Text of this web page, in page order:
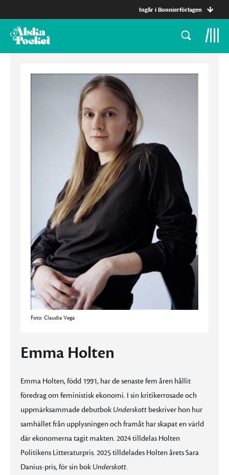
Ingår i Bonnierförlagen
Foto: Claudia Vega
Emma Holten
Emma Holten, född 1991, har de senaste fem åren hållit
föredrag om feministisk ekonomi. I sin kritikerrosade och
uppmärksammade debutbok Underskott beskriver hon hur
samhället från upplysningen och framåt har skapat en värld
där ekonomerna tagit makten. 2024 tilldelas Holten
Politikens Litteraturpris. 2025 tilldelades Holten årets Sara
Danius-pris, för sin bok Underskott.